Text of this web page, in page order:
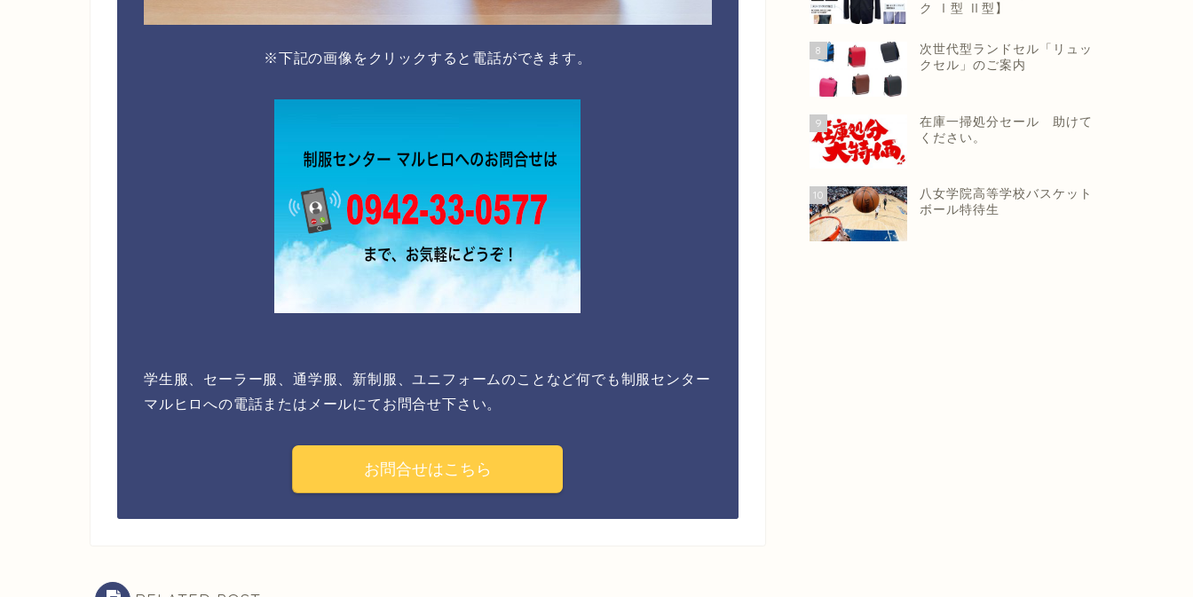
※下記の画像をクリックすると電話ができます。
学生服、セーラー服、通学服、新制服、ユニフォームのことなど何でも制服センター
マルヒロへの電話またはメールにてお問合せ下さい。
お問合せはこちら
ク Ⅰ型 Ⅱ型】
8
次世代型ランドセル「リュッ
クセル」のご案内
9
在庫一掃処分セール 助けて
ください。
10
八女学院高等学校バスケット
ボール特待生